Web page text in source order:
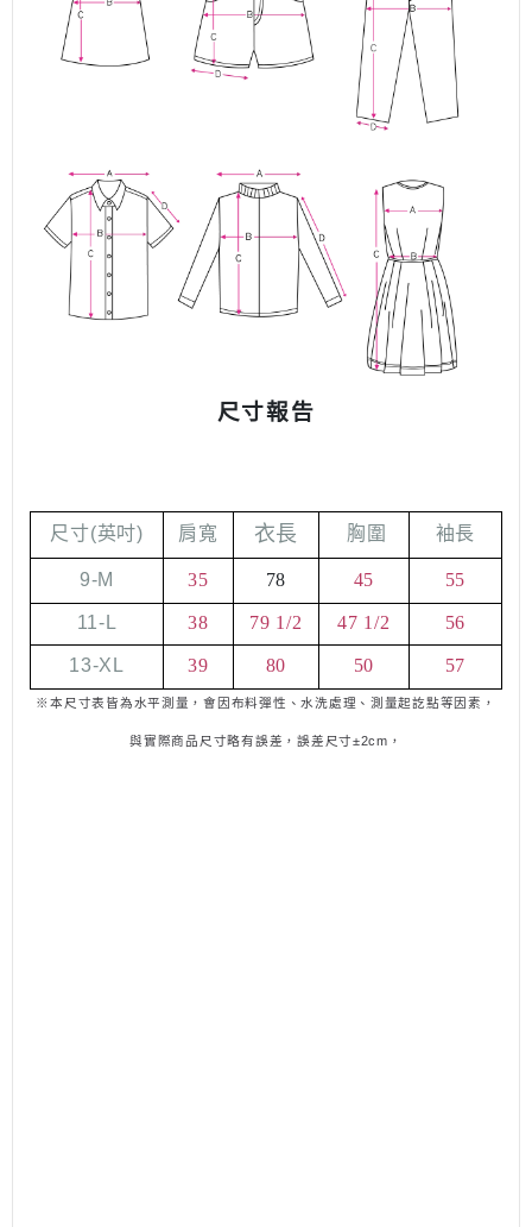
尺寸報告
尺寸(英吋) 肩寬 衣長 胸圍 袖長
9-M 35 78 45 55
11-L 38 79 1/2 47 1/2 56
13-XL 39 80 50 57
※本尺寸表皆為水平測量，會因布料彈性、水洗處理、測量起訖點等因素，
與實際商品尺寸略有誤差，誤差尺寸±2cm ，